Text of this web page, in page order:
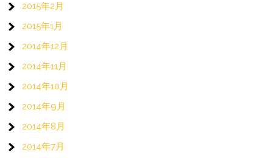
2015年2月
2015年1月
2014年12月
2014年11月
2014年10月
2014年9月
2014年8月
2014年7月